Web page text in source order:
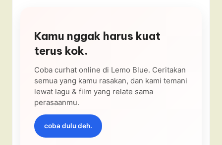
Kamu nggak harus kuat
terus kok.
Coba curhat online di Lemo Blue. Ceritakan
semua yang kamu rasakan, dan kami temani
lewat lagu & film yang relate sama
perasaanmu.
coba dulu deh.